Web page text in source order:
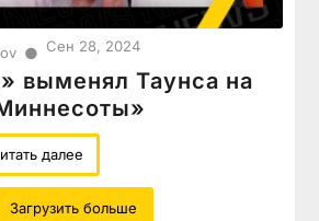
● Сен 28, 2024
выменял Таунса на
далее
Загрузить больше